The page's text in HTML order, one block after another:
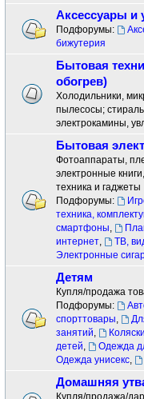
Аксессуары и
Подфорумы:
бижутерия
Бытовая
обогрев)
Холодильники,
пылесосы;
электрокамины,
Бытовая
Фотоаппараты,
электронные
техника и гаджеты
Подфорумы:
техника,
смартфоны,
интернет, ТВ,
Электронные
Детям
Купля/продажа
Подфорумы:
спорттовары,
занятий,
детей, Одежда
Одежда унисекс,
Домашняя
Купля/продажа/